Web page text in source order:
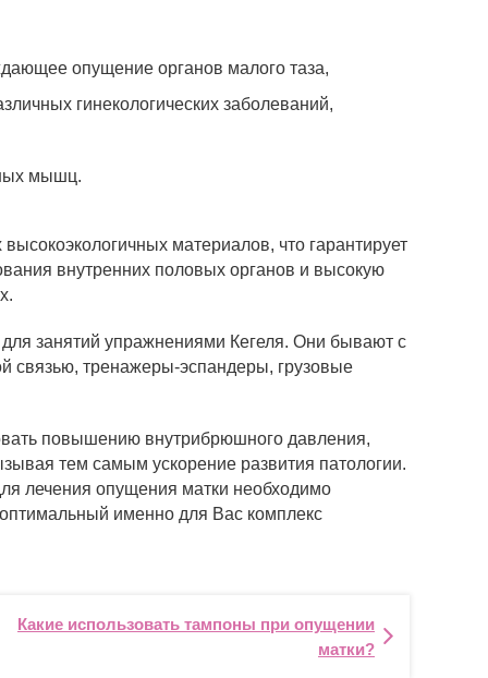
опущение органов малого таза,
гинекологических заболеваний,
мышц.
материалов, что гарантирует
внутренних половых органов и высокую
занятий упражнениями Кегеля. Они бывают с
связью, тренажеры-эспандеры, грузовые
повышению внутрибрюшного давления,
тем самым ускорение развития патологии.
лечения опущения матки необходимо
именно для Вас комплекс
Какие использовать тампоны при опущении
матки?